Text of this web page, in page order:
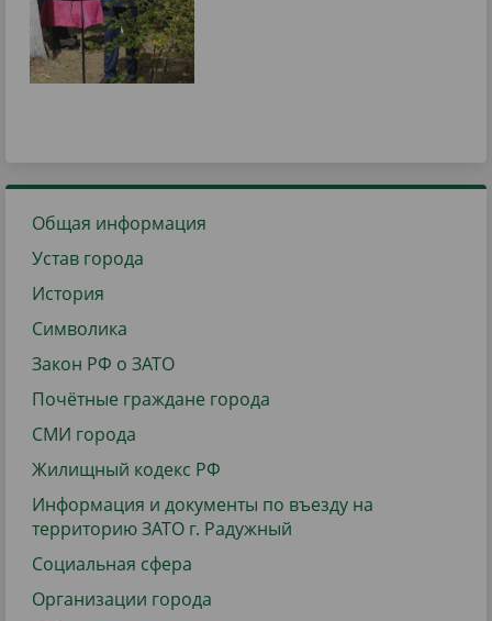
Общая информация
Устав города
История
Символика
Закон РФ о ЗАТО
Почётные граждане города
СМИ города
Жилищный кодекс РФ
Информация и документы по въезду на
территорию ЗАТО г. Радужный
Социальная сфера
Организации города